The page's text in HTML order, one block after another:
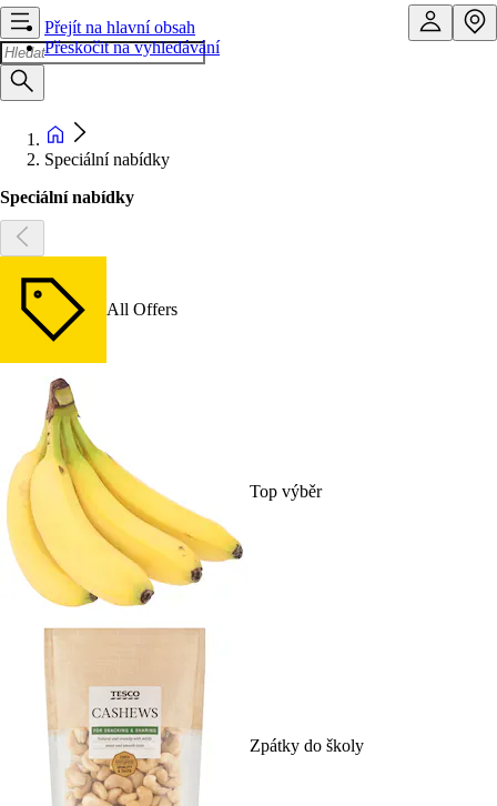
Přejít na hlavní obsah
Přeskočit na vyhledávání
Speciální nabídky
Speciální nabídky
All Offers
Top výběr
Zpátky do školy